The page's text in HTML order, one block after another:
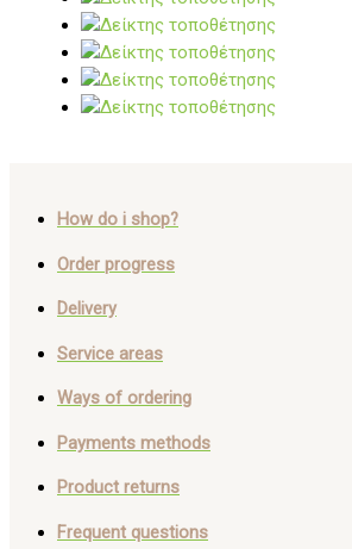
How do i shop?
Order progress
Delivery
Service areas
Ways of ordering
Payments methods
Product returns
Frequent questions